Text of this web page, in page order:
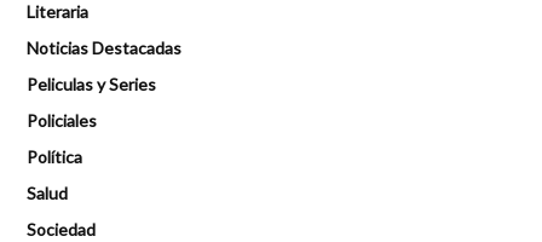
Literaria
Noticias Destacadas
Peliculas y Series
Policiales
Política
Salud
Sociedad